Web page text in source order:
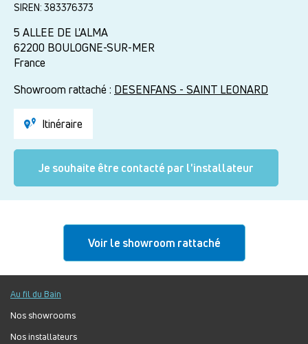
SIREN: 383376373
5 ALLEE DE L'ALMA
62200 BOULOGNE-SUR-MER
France
Showroom rattaché : DESENFANS - SAINT LEONARD
Itinéraire
Je souhaite être contacté par l'installateur
Voir le showroom rattaché
Au fil du Bain
Nos showrooms
Nos installateurs